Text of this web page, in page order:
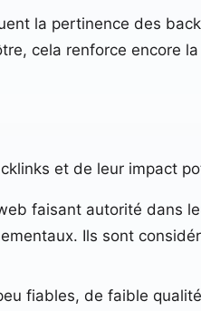
la pertinence des
cela renforce encore
et de leur impact
faisant autorité dans
Ils sont
fiables, de faible